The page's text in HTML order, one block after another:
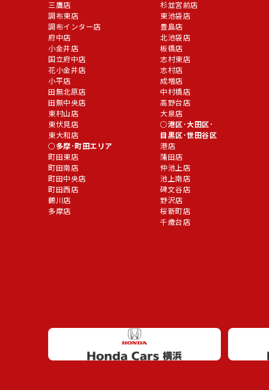
三鷹店
調布東店
調布インター店
府中店
小金井店
国立府中店
花小金井店
小平店
田無北原店
田無中央店
東村山店
東伏見店
東大和店
多摩･町田エリア
町田東店
町田南店
町田中央店
町田西店
鶴川店
多摩店
杉並宮前店
東池袋店
豊島店
北池袋店
板橋店
志村東店
志村店
成増店
中村橋店
高野台店
大泉店
港区･大田区･
目黒区･世田谷区
港店
蒲田店
仲池上店
池上南店
碑文谷店
野沢店
桜新町店
千歳台店